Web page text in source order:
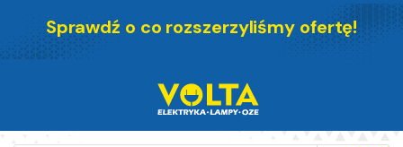
Sprawdź o co rozszerzyliśmy ofertę!